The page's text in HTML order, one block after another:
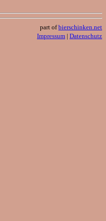
part ofbierschinken.net
Impressum | Datenschutz